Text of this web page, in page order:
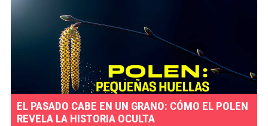
EL PASADO CABE EN UN GRANO: CÓMO EL POLEN
REVELA LA HISTORIA OCULTA